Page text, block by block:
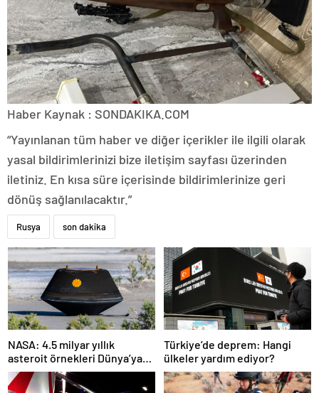
Haber Kaynak : SONDAKIKA.COM
“Yayınlanan tüm haber ve diğer içerikler ile ilgili olarak
yasal bildirimlerinizi bize iletişim sayfası üzerinden
iletiniz. En kısa süre içerisinde bildirimlerinize geri
dönüş sağlanılacaktır.”
Rusya son dakika
NASA: 4.5 milyar yıllık
asteroit örnekleri Dünya’ya
getirildi; yaşamın
başlangıcına ışık tutabilir
Türkiye’de deprem: Hangi
ülkeler yardım ediyor?